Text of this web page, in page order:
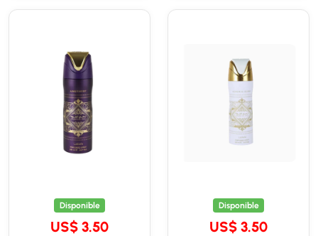
Disponible
US$ 3.50
Disponible
US$ 3.50